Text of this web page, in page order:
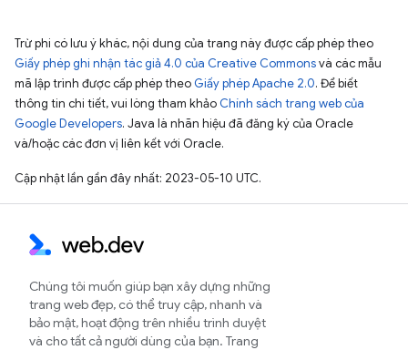
Trừ phi có lưu ý khác, nội dung của trang này được cấp phép theo
Giấy phép ghi nhận tác giả 4.0 của Creative Commonsvà các mẫu
mã lập trình được cấp phép theo Giấy phép Apache 2.0. Để biết
thông tin chi tiết, vui lòng tham khảo Chính sách trang web của
Google Developers. Java là nhãn hiệu đã đăng ký của Oracle
và/hoặc các đơn vị liên kết với Oracle.
Cập nhật lần gần đây nhất: 2023-05-10 UTC.
Chúng tôi muốn giúp bạn xây dựng những
trang web đẹp, có thể truy cập, nhanh và
bảo mật, hoạt động trên nhiều trình duyệt
và cho tất cả người dùng của bạn. Trang